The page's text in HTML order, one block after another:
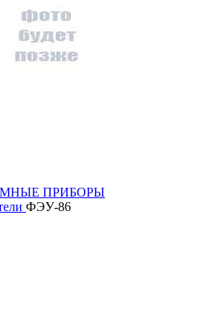
ПРИБОРЫ
ФЭУ-86